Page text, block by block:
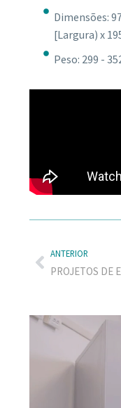
Dimensões:
[Largura) x
Peso: 299 -
ANTERIOR